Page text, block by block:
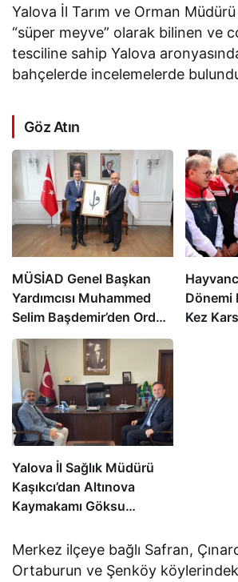
Yalova İl Tarım ve Orman
“süper meyve” olarak bilinen ve
tesciline sahip Yalova
bahçelerde incelemelerde
Göz Atın
MÜSİAD Genel Başkan
Yardımcısı Muhammed
Selim Başdemir’den Ordu
Valisi Muammer Erol’a
Ziyaret
Dönemi
Kez
Yalova İl Sağlık Müdürü
Kaşıkcı’dan Altınova
Kaymakamı Göksu
Ziyareti
Merkez ilçeye bağlı Safran,
Ortaburun ve Şenköy